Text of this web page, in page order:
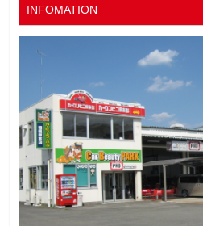
INFOMATION